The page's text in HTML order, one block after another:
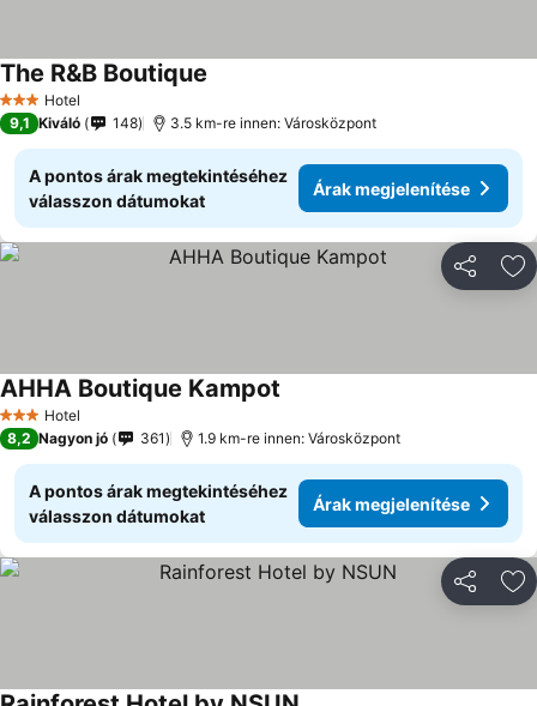
3 Kategória
Hotel
The R&B Boutique
9,1 Kiváló 148 3.5 km-re innen: Városközpont
A pontos árak megtekintéséhez
válasszon dátumokat
Árak megjelenítése
3 Kategória
Hotel
AHHA Boutique Kampot
8,2 Nagyon jó 361 1.9 km-re innen: Városközpont
A pontos árak megtekintéséhez
válasszon dátumokat
Árak megjelenítése